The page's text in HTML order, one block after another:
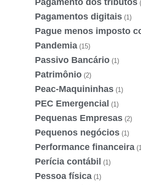
Pagamento dos tributos
Pagamentos digitais (1)
Pague menos imposto
Pandemia (15)
Passivo Bancário (1)
Patrimônio (2)
Peac-Maquininhas (1)
PEC Emergencial (1)
Pequenas Empresas (2)
Pequenos negócios (1)
Performance financeira
Perícia contábil (1)
Pessoa física (1)